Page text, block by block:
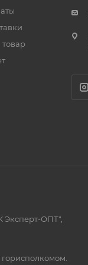
Эксперт-ОПТ",